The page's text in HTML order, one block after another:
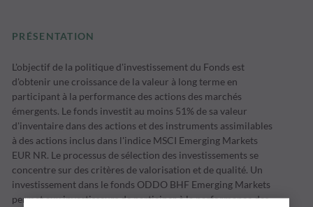
PRÉSENTATION
L'objectif de la politique d'investissement du Fonds est
d'obtenir une croissance de la valeur à long terme en
participant à la performance des actions des marchés
émergents. Le fonds investit au moins 51% de sa valeur
d'inventaire dans des actions et des instruments assimilables
à des actions inclus dans l'indice MSCI Emerging Markets
EUR NR. Le processus de sélection des investissements se
concentre sur des critères de valorisation et de qualité. Un
investissement dans le fonds ODDO BHF Emerging Markets
permet aux investisseurs de participer à la performance des